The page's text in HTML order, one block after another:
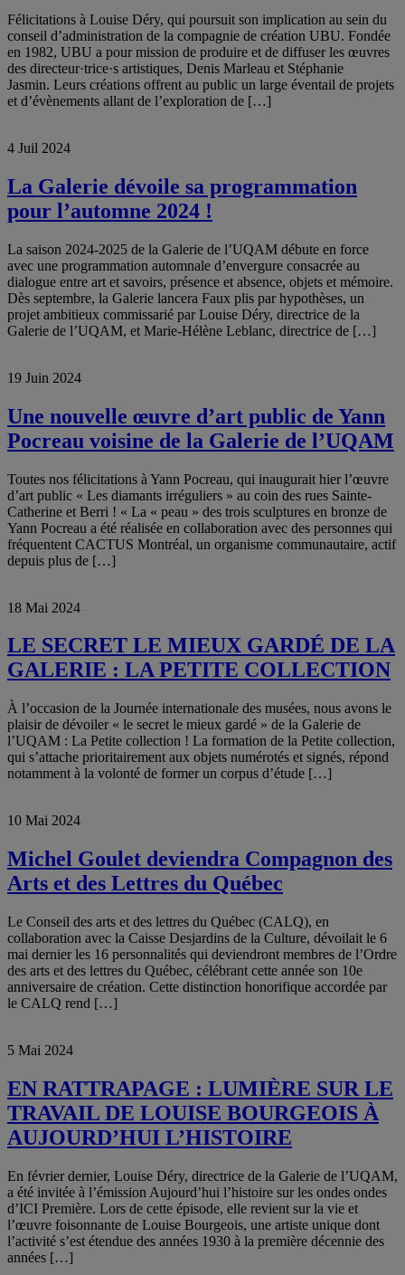
Félicitations à Louise Déry, qui poursuit son implication au sein du
conseil d’administration de la compagnie de création UBU. Fondée
en 1982, UBU a pour mission de produire et de diffuser les œuvres
des directeur·trice·s artistiques, Denis Marleau et Stéphanie
Jasmin. Leurs créations offrent au public un large éventail de projets
et d’évènements allant de l’exploration de […]
4 Juil 2024
La Galerie dévoile sa programmation
pour l’automne 2024 !
La saison 2024-2025 de la Galerie de l’UQAM débute en force
avec une programmation automnale d’envergure consacrée au
dialogue entre art et savoirs, présence et absence, objets et mémoire.
Dès septembre, la Galerie lancera Faux plis par hypothèses, un
projet ambitieux commissarié par Louise Déry, directrice de la
Galerie de l’UQAM, et Marie-Hélène Leblanc, directrice de […]
19 Juin 2024
Une nouvelle œuvre d’art public de Yann
Pocreau voisine de la Galerie de l’UQAM
Toutes nos félicitations à Yann Pocreau, qui inaugurait hier l’œuvre
d’art public « Les diamants irréguliers » au coin des rues Sainte-
Catherine et Berri ! « La « peau » des trois sculptures en bronze de
Yann Pocreau a été réalisée en collaboration avec des personnes qui
fréquentent CACTUS Montréal, un organisme communautaire, actif
depuis plus de […]
18 Mai 2024
LE SECRET LE MIEUX GARDÉ DE LA
GALERIE : LA PETITE COLLECTION
À l’occasion de la Journée internationale des musées, nous avons le
plaisir de dévoiler « le secret le mieux gardé » de la Galerie de
l’UQAM : La Petite collection ! La formation de la Petite collection,
qui s’attache prioritairement aux objets numérotés et signés, répond
notamment à la volonté de former un corpus d’étude […]
10 Mai 2024
Michel Goulet deviendra Compagnon des
Arts et des Lettres du Québec
Le Conseil des arts et des lettres du Québec (CALQ), en
collaboration avec la Caisse Desjardins de la Culture, dévoilait le 6
mai dernier les 16 personnalités qui deviendront membres de l’Ordre
des arts et des lettres du Québec, célébrant cette année son 10e
anniversaire de création. Cette distinction honorifique accordée par
le CALQ rend […]
5 Mai 2024
EN RATTRAPAGE : LUMIÈRE SUR LE
TRAVAIL DE LOUISE BOURGEOIS À
AUJOURD’HUI L’HISTOIRE
En février dernier, Louise Déry, directrice de la Galerie de l’UQAM,
a été invitée à l’émission Aujourd’hui l’histoire sur les ondes ondes
d’ICI Première. Lors de cette épisode, elle revient sur la vie et
l’œuvre foisonnante de Louise Bourgeois, une artiste unique dont
l’activité s’est étendue des années 1930 à la première décennie des
années […]